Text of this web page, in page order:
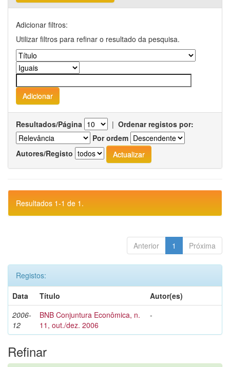
Adicionar filtros:
Utilizar filtros para refinar o resultado da pesquisa.
Resultados/Página | Ordenar registos por:
Por ordem
Autores/Registo
Resultados 1-1 de 1.
Anterior 1 Próxima
Registos:
Data
Título
Autor(es)
2006-
12
BNB Conjuntura Econômica, n.
11, out./dez. 2006
-
Refinar